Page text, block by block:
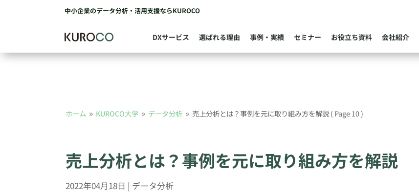
中小企業のデータ分析・活用支援ならKUROCO
DXサービス 選ばれる理由 事例・実績 セミナー お役立ち資料 会社紹介
ホーム 9 KUROCO大学 9 データ分析 9 売上分析とは？事例を元に取り組み方を解説( Page 10 )
売上分析とは？事例を元に取り組み方を解説
2022年04月18日 | データ分析